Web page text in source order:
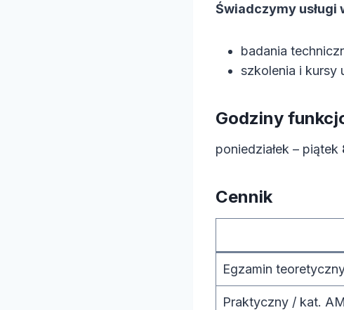
Świadczymy usługi
badania
szkolenia i kursy
Godziny
poniedziałek – piątek
Cennik
Egzamin
Praktyczny / kat.